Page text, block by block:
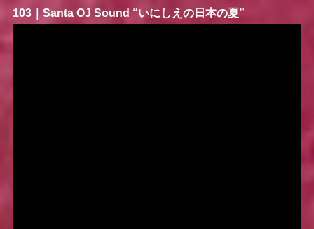
103｜ Santa OJ Sound “いにしえの日本の夏”